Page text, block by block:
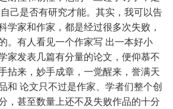
己是否有研究才能。其实，我可以告
学家和作家，都是经过很多次失败，
。有人看见一个作家写 出一本好小
家发表几篇有分量的论文，便仰慕不
拈来，妙手成章，一觉醒来，誉满天
和 论文只不过是作家、学者们整个创
，甚至数量上还不及失败作品的十分